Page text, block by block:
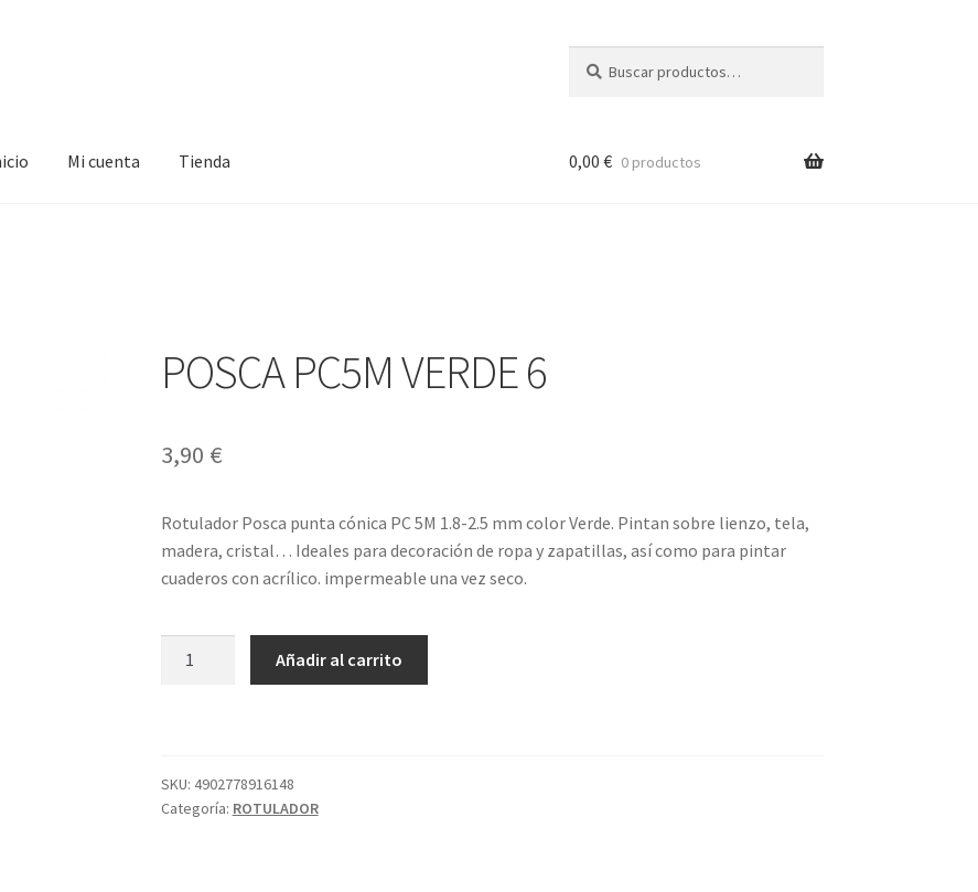
por:
Mi cuenta Tienda 0,00 € 0 productos
POSCA PC5M VERDE 6
3,90 €
Rotulador Posca punta cónica PC 5M 1.8-2.5 mm color Verde. Pintan sobre lienzo, tela,
madera, cristal… Ideales para decoración de ropa y zapatillas, así como para pintar
cuaderos con acrílico. impermeable una vez seco.
Añadir al carrito
SKU: 4902778916148
Categoría: ROTULADOR